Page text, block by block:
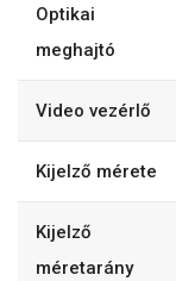
Optikai
meghajtó
Video vezérlő
Kijelző mérete
Kijelző
méretarány